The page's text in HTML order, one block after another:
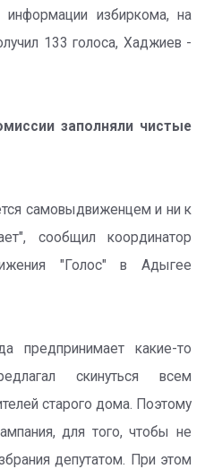
избиркома, на
133 голоса, Хаджиев -
заполняли чистые
самовыдвиженцем и ни к
сообщил координатор
"Голос" в Адыгее
предпринимает какие-то
скинуться всем
старого дома. Поэтому
для того, чтобы не
депутатом. При этом